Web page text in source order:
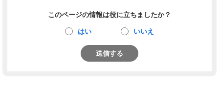
このページの情報は役に立ちましたか？
はい いいえ
送信する